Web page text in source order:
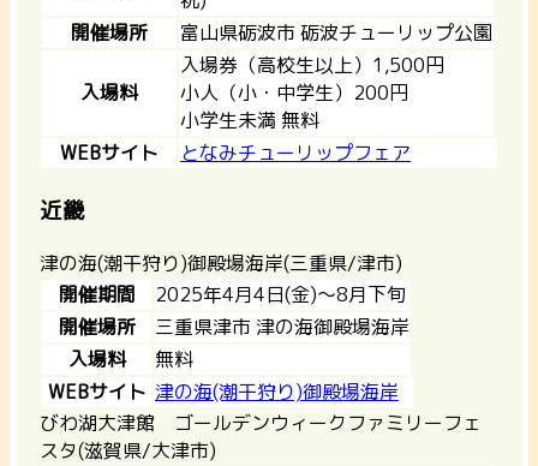
開催場所
富山県砺波市 砺波チューリップ公園
入場料
入場券（高校生以上）1,500円
小人（小・中学生）200円
小学生未満 無料
WEBサイト
となみチューリップフェア
近畿
津の海(潮干狩り)御殿場海岸(三重県/津市)
開催期間
2025年4月4日(金)〜8月下旬
開催場所
三重県津市 津の海御殿場海岸
入場料
無料
WEBサイト 津の海(潮干狩り)御殿場海岸
びわ湖大津館 ゴールデンウィークファミリーフェ
スタ(滋賀県/大津市)